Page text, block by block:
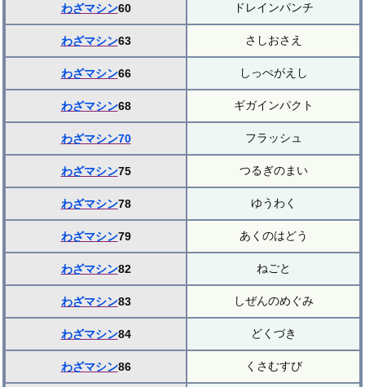
わざマシン60 ドレインパンチ
わざマシン63 さしおさえ
わざマシン66 しっぺがえし
わざマシン68 ギガインパクト
わざマシン70 フラッシュ
わざマシン75 つるぎのまい
わざマシン78 ゆうわく
わざマシン79 あくのはどう
わざマシン82 ねごと
わざマシン83 しぜんのめぐみ
わざマシン84 どくづき
わざマシン86 くさむすび